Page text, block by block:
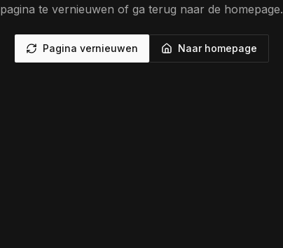
pagina te vernieuwen of ga terug naar de homepage.
Pagina vernieuwen Naar homepage